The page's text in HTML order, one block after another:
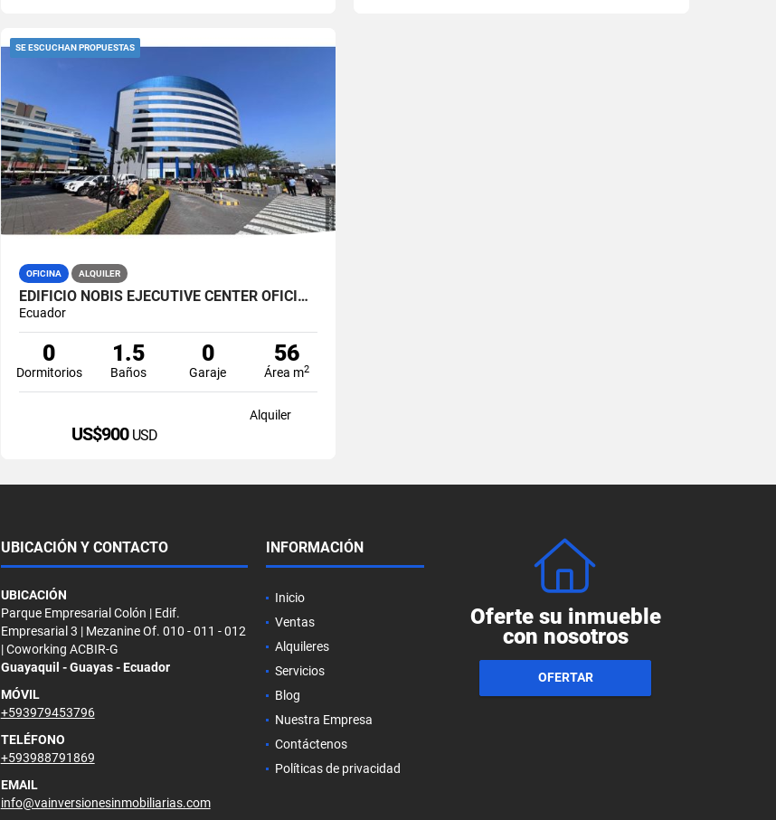
SE ESCUCHAN PROPUESTAS
OFICINA ALQUILER
EDIFICIO NOBIS EJECUTIVE CENTER OFICINA 60M2 EN ALQUILER AMOBLADA
Ecuador
0
Dormitorios
1.5
Baños
0
Garaje
56
Área m2
Alquiler
US$900 USD
UBICACIÓN Y CONTACTO
UBICACIÓN
Parque Empresarial Colón | Edif.
Empresarial 3 | Mezanine Of. 010 - 011 - 012
| Coworking ACBIR-G
Guayaquil - Guayas - Ecuador
MÓVIL
+593979453796
TELÉFONO
+593988791869
EMAIL
info@vainversionesinmobiliarias.com
INFORMACIÓN
Inicio
Ventas
Alquileres
Servicios
Blog
Nuestra Empresa
Contáctenos
Políticas de privacidad
Oferte su inmueble
con nosotros
OFERTAR